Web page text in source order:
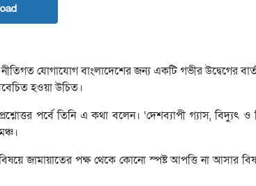
যোগাযোগ বাংলাদেশের জন্য একটি গভীর উদ্বেগের
হওয়া উচিত।
পর্বে তিনি এ কথা বলেন। ‘দেশব্যাপী গ্যাস, বিদ্যুৎ ও
জামায়াতের পক্ষ থেকে কোনো স্পষ্ট আপত্তি না আসার